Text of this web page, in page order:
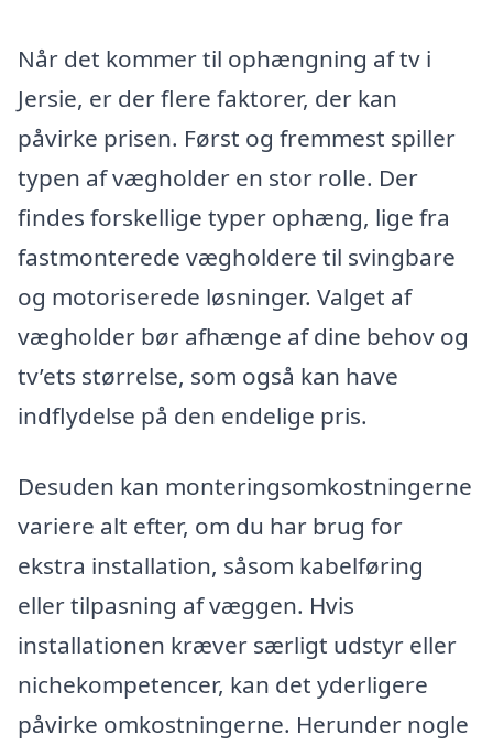
Når det kommer til ophængning af tv i
Jersie, er der flere faktorer, der kan
påvirke prisen. Først og fremmest spiller
typen af vægholder en stor rolle. Der
findes forskellige typer ophæng, lige fra
fastmonterede vægholdere til svingbare
og motoriserede løsninger. Valget af
vægholder bør afhænge af dine behov og
tv’ets størrelse, som også kan have
indflydelse på den endelige pris.
Desuden kan monteringsomkostningerne
variere alt efter, om du har brug for
ekstra installation, såsom kabelføring
eller tilpasning af væggen. Hvis
installationen kræver særligt udstyr eller
nichekompetencer, kan det yderligere
påvirke omkostningerne. Herunder nogle